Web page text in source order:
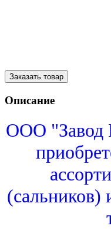
Заказать товар
Описание
ООО "Завод
(сальников)